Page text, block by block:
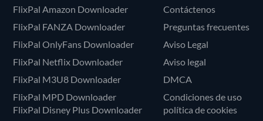
FlixPal Amazon Downloader
FlixPal FANZA Downloader
FlixPal OnlyFans Downloader
FlixPal Netflix Downloader
FlixPal M3U8 Downloader
FlixPal MPD Downloader
FlixPal Disney Plus Downloader
Contáctenos
Preguntas frecuentes
Aviso Legal
Aviso legal
DMCA
Condiciones de uso
política de cookies